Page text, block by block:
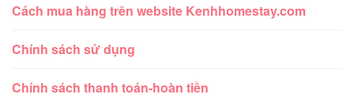
Cách mua hàng trên website Kenhhomestay.com
Chính sách sử dụng
Chính sách thanh toán-hoàn tiền